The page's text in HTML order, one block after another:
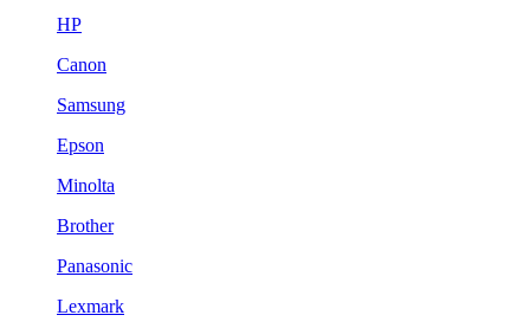
HP
Canon
Samsung
Epson
Minolta
Brother
Panasonic
Lexmark